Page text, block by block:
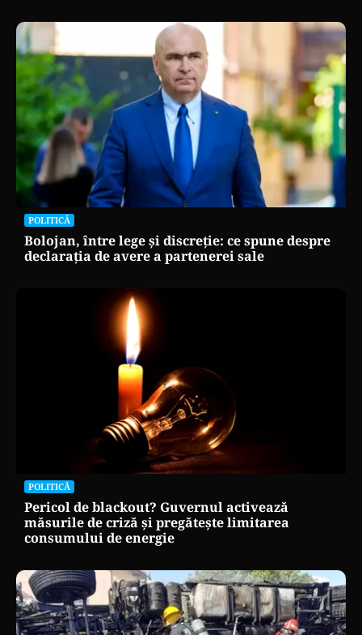
POLITICĂ
Bolojan, între lege și discreție: ce spune despre
declarația de avere a partenerei sale
POLITICĂ
Pericol de blackout? Guvernul activează
măsurile de criză și pregătește limitarea
consumului de energie